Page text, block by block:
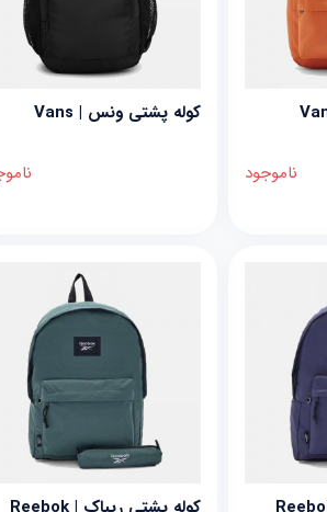
ناموجود
کوله پشتی ونس | Vans